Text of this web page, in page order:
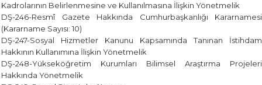
Kadrolarının Belirlenmesine ve Kullanılmasına İlişkin Yönetmelik
DŞ-246-Resmî Gazete Hakkında Cumhurbaşkanlığı Kararnamesi
(Kararname Sayısı: 10)
DŞ-247-Sosyal Hizmetler Kanunu Kapsamında Tanınan İstihdam
Hakkının Kullanımına İlişkin Yönetmelik
DŞ-248-Yükseköğretim Kurumları Bilimsel Araştırma Projeleri
Hakkında Yönetmelik